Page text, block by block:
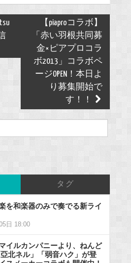
【piaproコラボ】
「赤い羽根共同募
金×ピアプロコラ
ボ2013」コラボペ
ージOPEN！本日よ
り募集開始で
す！！
タグ
を和楽器のみで奏でる新ライ
日 18:00
イルカンパニーより、ねんど
北ネル」「弱音ハク」が登